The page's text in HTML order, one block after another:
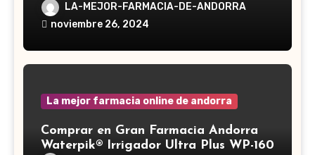
LA-MEJOR-FARMACIA-DE-ANDORRA
noviembre 26, 2024
La mejor farmacia online de andorra
Comprar en Gran Farmacia Andorra
Waterpik® Irrigador Ultra Plus WP-160